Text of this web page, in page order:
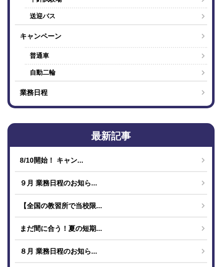
送迎バス
キャンペーン
普通車
自動二輪
業務日程
最新記事
8/10開始！ キャン...
９月 業務日程のお知ら...
【全国の教習所で当校限...
まだ間に合う！夏の短期...
８月 業務日程のお知ら...